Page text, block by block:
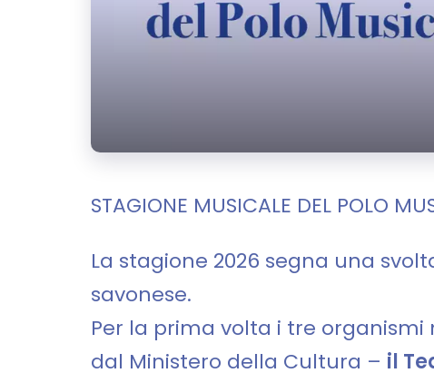
STAGIONE MUSICALE DEL POLO
La stagione 2026 segna una
savonese.
Per la prima volta i tre
dal Ministero della Cultura – il